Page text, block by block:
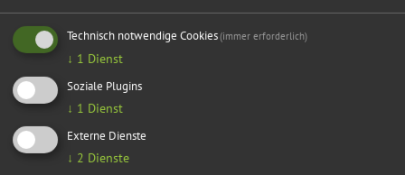
Technisch notwendige Cookies(immer erforderlich)
↓ 1 Dienst
Soziale Plugins
↓ 1 Dienst
Externe Dienste
↓ 2 Dienste